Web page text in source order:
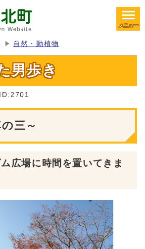
メニュー
自然・動植物
男歩き
ID:2701
三～
広場に時間を置いてきま